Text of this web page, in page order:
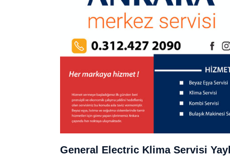
General Electric Klima Servisi